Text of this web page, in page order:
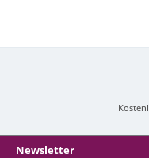
Newsletter